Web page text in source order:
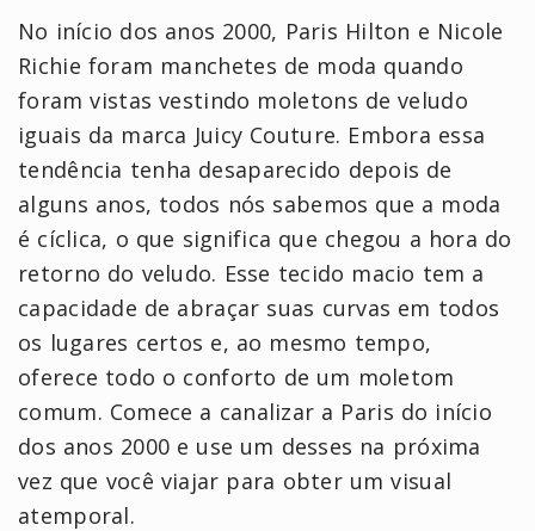
No início dos anos 2000, Paris Hilton e Nicole
Richie foram manchetes de moda quando
foram vistas vestindo moletons de veludo
iguais da marca Juicy Couture. Embora essa
tendência tenha desaparecido depois de
alguns anos, todos nós sabemos que a moda
é cíclica, o que significa que chegou a hora do
retorno do veludo. Esse tecido macio tem a
capacidade de abraçar suas curvas em todos
os lugares certos e, ao mesmo tempo,
oferece todo o conforto de um moletom
comum. Comece a canalizar a Paris do início
dos anos 2000 e use um desses na próxima
vez que você viajar para obter um visual
atemporal.